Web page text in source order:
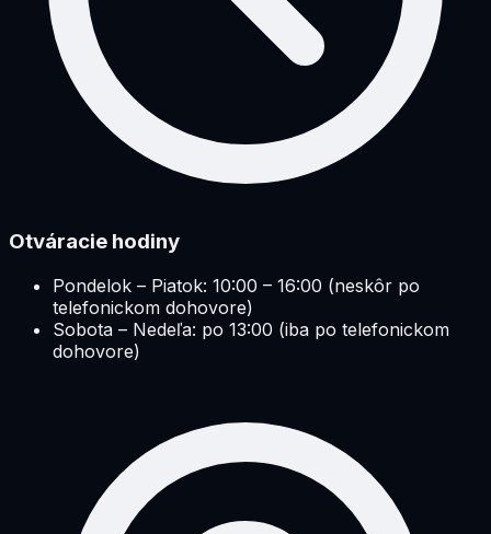
Otváracie hodiny
Pondelok – Piatok: 10:00 – 16:00 (neskôr po
telefonickom dohovore)
Sobota – Nedeľa: po 13:00 (iba po telefonickom
dohovore)